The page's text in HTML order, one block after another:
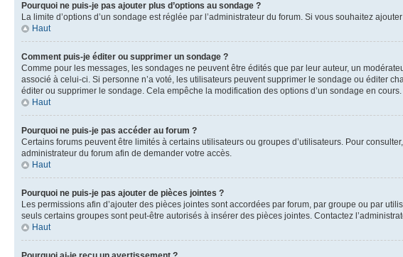
Pourquoi ne puis-je pas ajouter plus d’options au sondage ?
La limite d’options d’un sondage est réglée par l’administrateur du forum. Si vous souhaitez
Haut
Comment puis-je éditer ou supprimer un sondage ?
Comme pour les messages, les sondages ne peuvent être édités que par leur auteur, un
associé à celui-ci. Si personne n’a voté, les utilisateurs peuvent supprimer le sondage ou éditer
éditer ou supprimer le sondage. Cela empêche la modification des options d’un sondage en cours.
Haut
Pourquoi ne puis-je pas accéder au forum ?
Certains forums peuvent être limités à certains utilisateurs ou groupes d’utilisateurs. Pour
administrateur du forum afin de demander votre accès.
Haut
Pourquoi ne puis-je pas ajouter de pièces jointes ?
Les permissions afin d’ajouter des pièces jointes sont accordées par forum, par groupe ou par
seuls certains groupes sont peut-être autorisés à insérer des pièces jointes. Contactez
Haut